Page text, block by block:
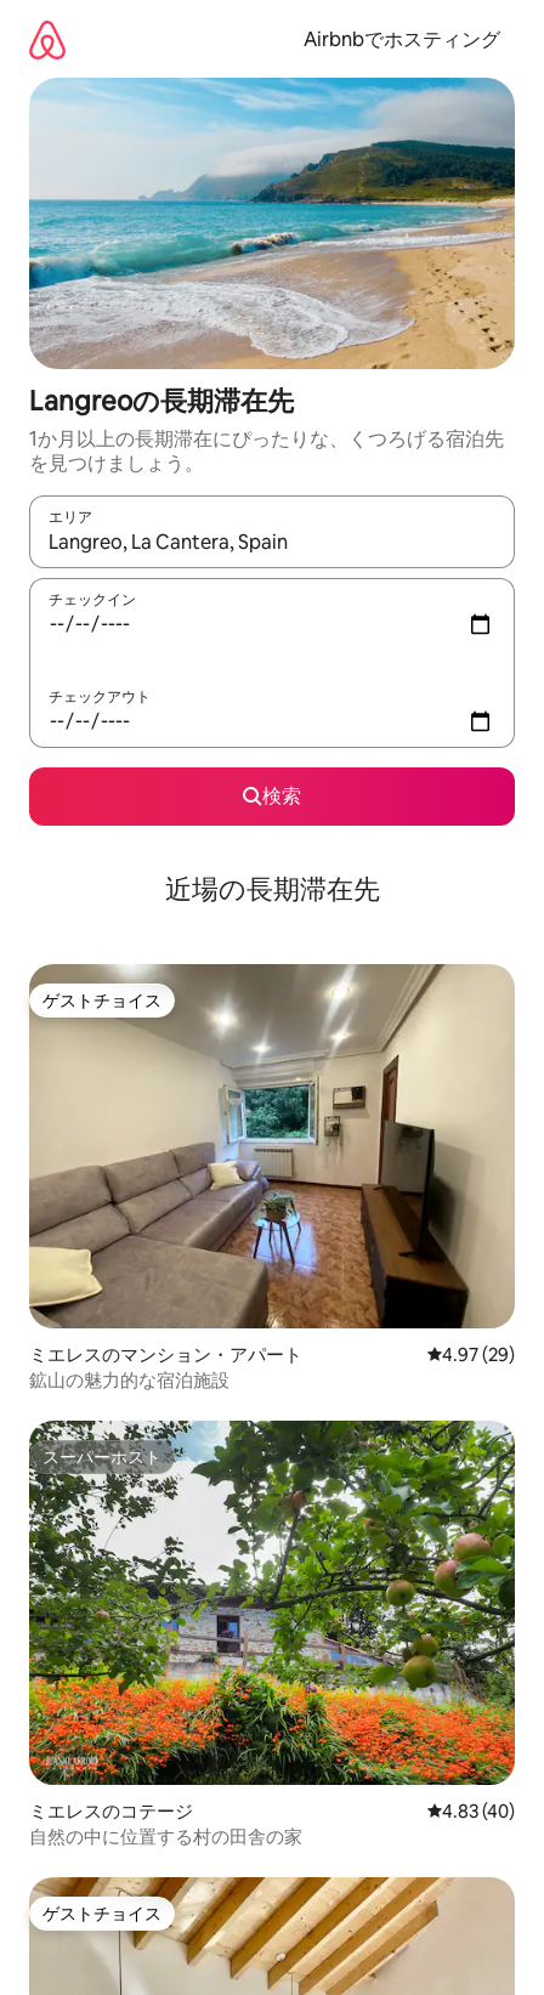
Airbnbでホスティング
Langreoの長期滞在先
1か月以上の長期滞在にぴったりな、くつろげる宿泊先
を見つけましょう。
エリア
検索結果が表示されたら、上下の矢印キーを使って移動するか
チェックイン
チェックアウト
検索
近場の長期滞在先
ゲストチョイス
ゲストチョイス
ミエレスのマンション・アパート レビュー29
4.97 (29)
鉱山の魅力的な宿泊施設
スーパーホスト
スーパーホスト
ミエレスのコテージ レビュー40
4.83 (40)
自然の中に位置する村の田舎の家
ゲストチョイス
ゲストチョイス